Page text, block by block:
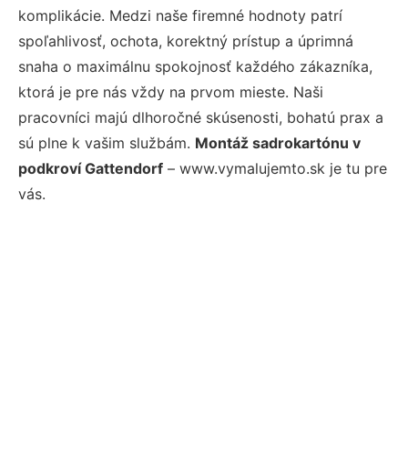
komplikácie. Medzi naše firemné hodnoty patrí
spoľahlivosť, ochota, korektný prístup a úprimná
snaha o maximálnu spokojnosť každého zákazníka,
ktorá je pre nás vždy na prvom mieste. Naši
pracovníci majú dlhoročné skúsenosti, bohatú prax a
sú plne k vašim službám. Montáž sadrokartónu v
podkroví Gattendorf – www.vymalujemto.sk je tu pre
vás.